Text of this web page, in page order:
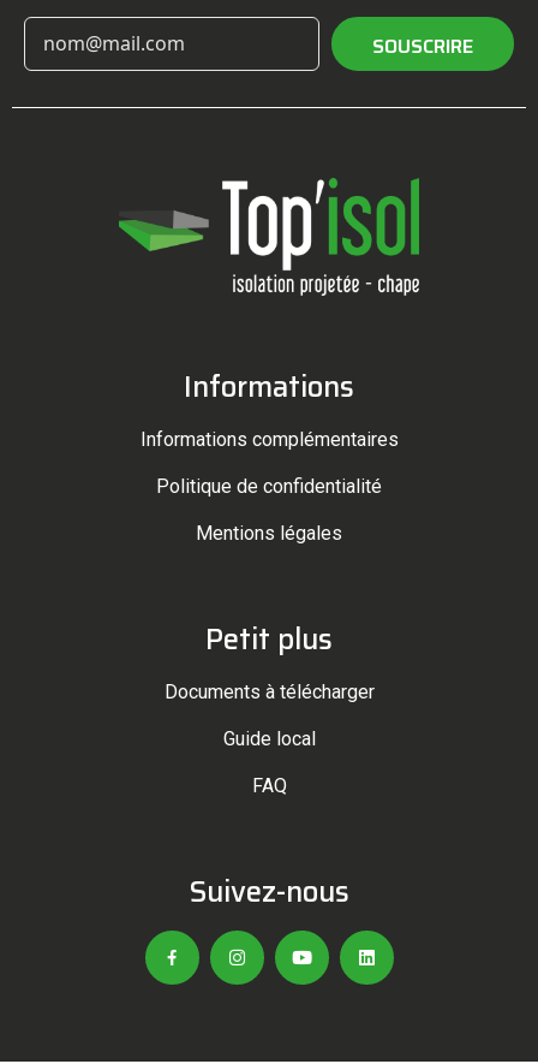
SOUSCRIRE
Informations
Informations complémentaires
Politique de confidentialité
Mentions légales
Petit plus
Documents à télécharger
Guide local
FAQ
Suivez-nous